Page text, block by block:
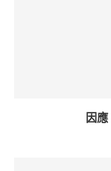
因